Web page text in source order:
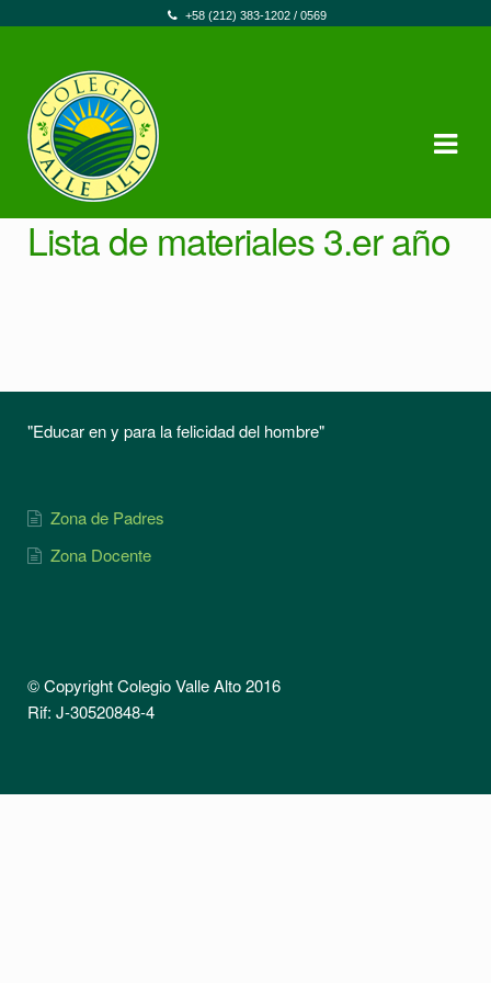
+58 (212) 383-1202 / 0569
Skip to navigation
Skip to content
Lista de materiales 3.er año
"Educar en y para la felicidad del hombre"
Zona de Padres
Zona Docente
© Copyright Colegio Valle Alto 2016
Rif: J-30520848-4